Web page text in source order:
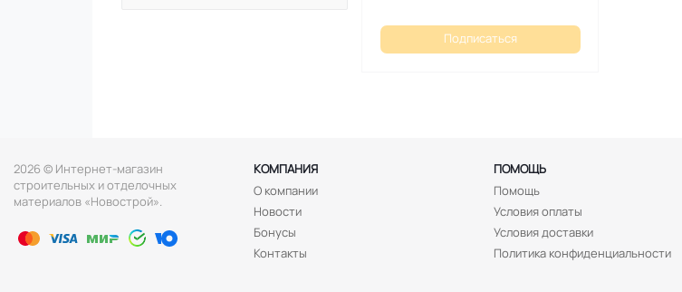
Подписаться
2026 © Интернет-магазин
строительных и отделочных
материалов «Новострой».
КОМПАНИЯ ПОМОЩЬ
О компании
Новости
Бонусы
Контакты
Помощь
Условия оплаты
Условия доставки
Политика конфиденциальности